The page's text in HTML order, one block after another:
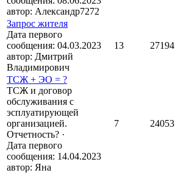
автор: Александр7272
Запрос жителя
Дата первого
сообщения: 04.03.2023
автор: Дмитрий
Владимирович
13 27194
ТСЖ + ЭО = ?
ТСЖ и договор
обслуживания с
эсплуатирующей
организацией.
Отчетность? ·
Дата первого
сообщения: 14.04.2023
автор: Яна
7 24053